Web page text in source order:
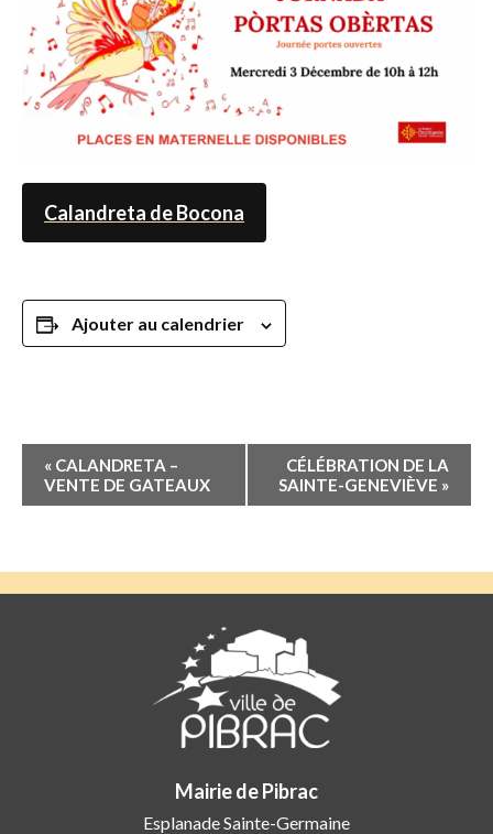
Calandreta de Bocona
Ajouter au calendrier
Navigation
Évènement
« CALANDRETA –
VENTE DE GATEAUX
CÉLÉBRATION DE LA
SAINTE-GENEVIÈVE »
Mairie de Pibrac
Esplanade Sainte-Germaine